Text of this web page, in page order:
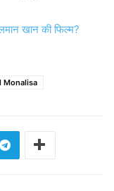
खान की फिल्म?
Monalisa